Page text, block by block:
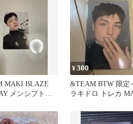
MAKI BLAZE
メンシプトレ
¥300
&TEAM BTW 限定
ラキドロ トレカ